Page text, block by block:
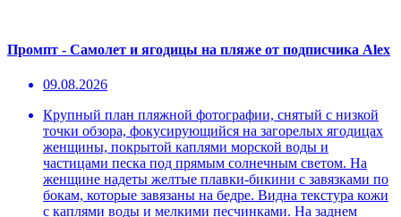
Промпт - Самолет и ягодицы на пляже от подписчика Alex
09.08.2026
Крупный план пляжной фотографии, снятый с низкой
точки обзора, фокусирующийся на загорелых ягодицах
женщины, покрытой каплями морской воды и
частицами песка под прямым солнечным светом. На
женщине надеты желтые плавки-бикини с завязками по
бокам, которые завязаны на бедре. Видна текстура кожи
с каплями воды и мелкими песчинками. На заднем